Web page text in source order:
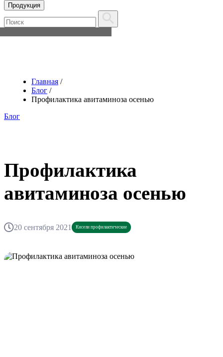
Продукция
Главная /
Блог /
Профилактика авитаминоза осенью
Блог
Профилактика
авитаминоза осенью
20 сентября 2021 Кисели профилактические